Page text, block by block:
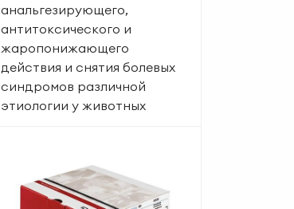
анальгезирующего,
антитоксического и
жаропонижающего
действия и снятия болевых
синдромов различной
этиологии у животных